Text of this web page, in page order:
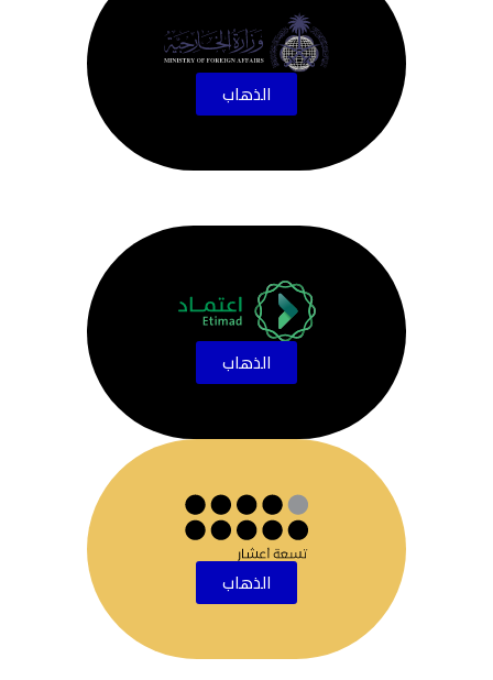
الذهاب
الذهاب
الذهاب